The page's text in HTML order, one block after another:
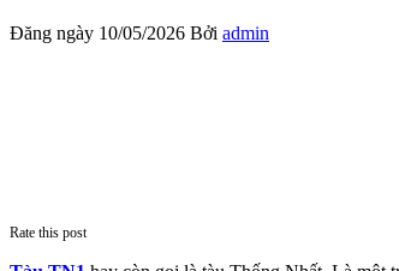
Đăng ngày 10/05/2026 Bởi admin
Rate this post